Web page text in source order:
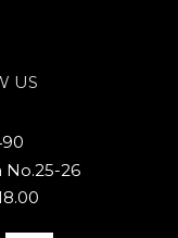
US
No.25-26